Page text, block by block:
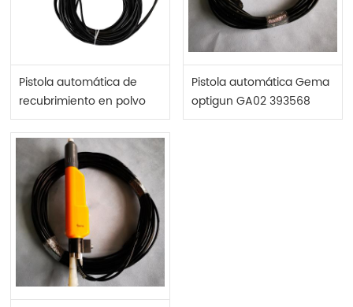
Pistola automática de
recubrimiento en polvo
GA02
Pistola automática Gema
optigun GA02 393568